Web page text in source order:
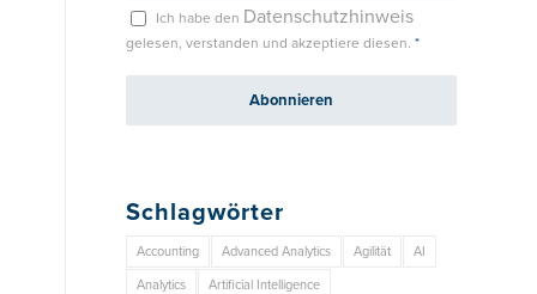
Ich habe den Datenschutzhinweis
gelesen, verstanden und akzeptiere diesen.*
Schlagwörter
Accounting Advanced Analytics Agilität AI
Analytics Artificial Intelligence